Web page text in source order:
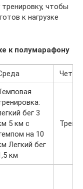
чтобы
к нагрузке
к полумарафону
бег 3
5 км с
на 10
Легкий бег
км